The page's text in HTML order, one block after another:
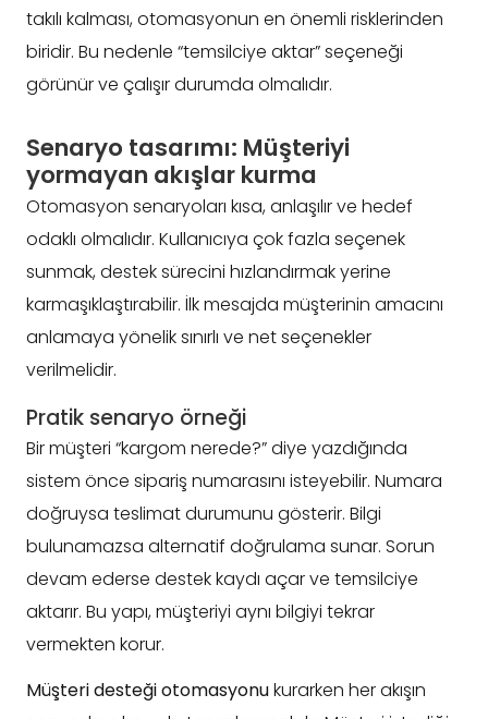
takılı kalması, otomasyonun en önemli risklerinden
biridir. Bu nedenle “temsilciye aktar” seçeneği
görünür ve çalışır durumda olmalıdır.
Senaryo tasarımı: Müşteriyi
yormayan akışlar kurma
Otomasyon senaryoları kısa, anlaşılır ve hedef
odaklı olmalıdır. Kullanıcıya çok fazla seçenek
sunmak, destek sürecini hızlandırmak yerine
karmaşıklaştırabilir. İlk mesajda müşterinin amacını
anlamaya yönelik sınırlı ve net seçenekler
verilmelidir.
Pratik senaryo örneği
Bir müşteri “kargom nerede?” diye yazdığında
sistem önce sipariş numarasını isteyebilir. Numara
doğruysa teslimat durumunu gösterir. Bilgi
bulunamazsa alternatif doğrulama sunar. Sorun
devam ederse destek kaydı açar ve temsilciye
aktarır. Bu yapı, müşteriyi aynı bilgiyi tekrar
vermekten korur.
Müşteri desteği otomasyonukurarken her akışın